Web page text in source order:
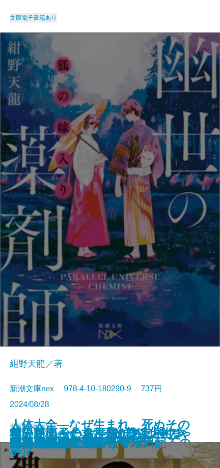
邯鄲の島遥かなり〔上〕
とんちき 蔦重青春譜
救いたくない命―俺たちは神じゃ
ない2―
花と茨―七代目市川團十郎―
捨て童子・松平忠輝〔上〕
捨て童子・松平忠輝〔中〕
捨て童子・松平忠輝〔下〕
無人島のふたり―120日以上生き
なくちゃ日記―
人体大全―なぜ生まれ、死ぬその
日まで無意識に動き続けられるの
か―
文庫電子書籍あり
狐の嫁入り 幽世の薬剤師
紺野天龍／著
新潮文庫nex 978-4-10-180290-9 737円
2024/08/28
文庫電子書籍あり
龍ノ国幻想7 神問いの応
ケーキ王子の名推理(スペシャリ
テ)7
極限団地―一九六一 東京ハウス
―
これはただの夏
死に急ぐ鯨たち・もぐら日記
雀の手帖
京に鬼の棲む里ありて
探花―隠蔽捜査9―
あのころなにしてた？
狂った宴